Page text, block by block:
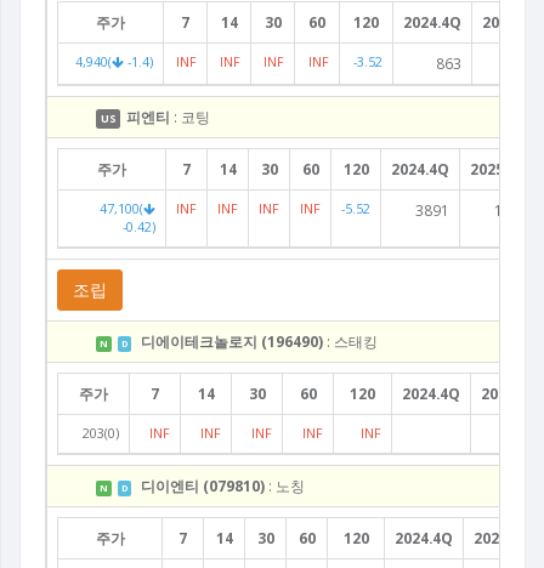
주가 7 14 30 60 120 2024.4Q 2025.1Q
4,940( -1.4) INF INF INF INF -3.52 863
US 피엔티 : 코팅
주가 7 14 30 60 120 2024.4Q 2025.1Q
47,100(
-0.42)
INF INF INF INF -5.52 3891 1518
조립
N D 디에이테크놀로지 (196490) : 스태킹
주가 7 14 30 60 120 2024.4Q 2025.1Q
203(0) INF INF INF INF INF
N D 디이엔티 (079810) : 노칭
주가 7 14 30 60 120 2024.4Q 2025.1Q